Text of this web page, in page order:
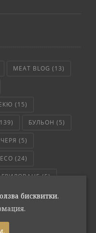
MEAT BLOG (13)
(15)
БУЛЬОН (5)
(5)
(24)
ГРИЛОВАНЕ (5)
(17)
бисквитки.